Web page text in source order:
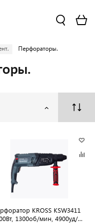
Перфораторы.
KROSS KSW3411
1300об/мин, 4900уд/